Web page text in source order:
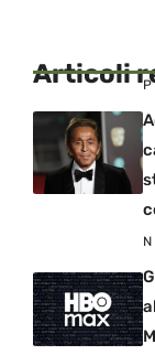
Articoli